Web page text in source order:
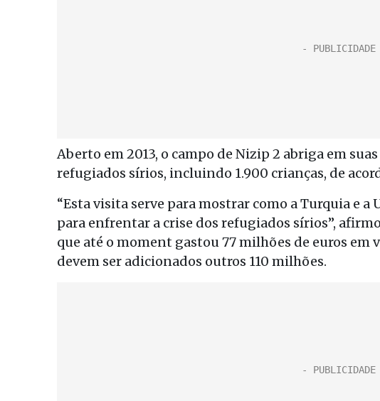
Aberto em 2013, o campo de Nizip 2 abriga em
refugiados sírios, incluindo 1.900 crianças, de
“Esta visita serve para mostrar como a Turquia e a
para enfrentar a crise dos refugiados sírios”,
que até o moment gastou 77 milhões de euros em
devem ser adicionados outros 110 milhões.